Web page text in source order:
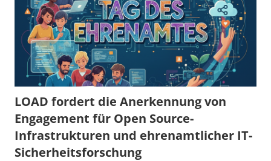
LOAD fordert die Anerkennung von
Engagement für Open Source-
Infrastrukturen und ehrenamtlicher IT-
Sicherheitsforschung